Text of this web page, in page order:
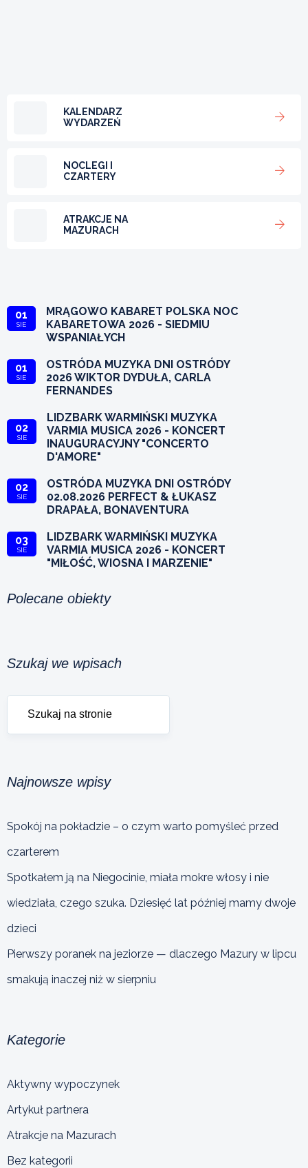
KALENDARZ
WYDARZEŃ
NOCLEGI I
CZARTERY
ATRAKCJE NA
MAZURACH
01
SIE
MRĄGOWO KABARET POLSKA NOC
KABARETOWA 2026 - SIEDMIU
WSPANIAŁYCH
01
SIE
OSTRÓDA MUZYKA DNI OSTRÓDY
2026 WIKTOR DYDUŁA, CARLA
FERNANDES
02
SIE
LIDZBARK WARMIŃSKI MUZYKA
VARMIA MUSICA 2026 - KONCERT
INAUGURACYJNY "CONCERTO
D'AMORE"
02
SIE
OSTRÓDA MUZYKA DNI OSTRÓDY
02.08.2026 PERFECT & ŁUKASZ
DRAPAŁA, BONAVENTURA
03
SIE
LIDZBARK WARMIŃSKI MUZYKA
VARMIA MUSICA 2026 - KONCERT
"MIŁOŚĆ, WIOSNA I MARZENIE"
Polecane obiekty
Szukaj we wpisach
Najnowsze wpisy
Spokój na pokładzie – o czym warto pomyśleć przed
czarterem
Spotkałem ją na Niegocinie, miała mokre włosy i nie
wiedziała, czego szuka. Dziesięć lat później mamy dwoje
dzieci
Pierwszy poranek na jeziorze — dlaczego Mazury w lipcu
smakują inaczej niż w sierpniu
Kategorie
Aktywny wypoczynek
Artykuł partnera
Atrakcje na Mazurach
Bez kategorii